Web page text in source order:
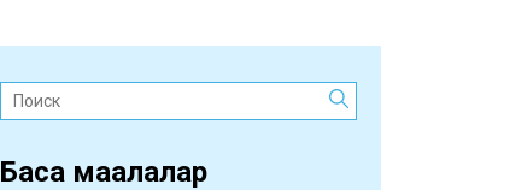
Поиск:
Басқа мақалалар